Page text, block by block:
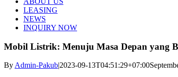
LEASING
NEWS
INQUIRY NOW
Mobil Listrik: Menuju Masa Depan yang
ByAdmin-Pakub|2023-09-13T04:51:29+07:00